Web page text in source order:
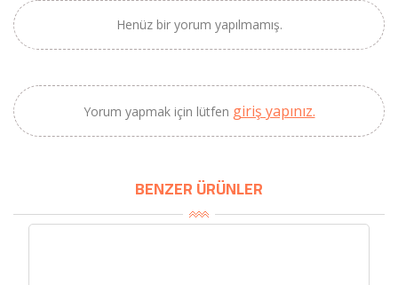
Henüz bir yorum yapılmamış.
Yorum yapmak için lütfen giriş yapınız.
BENZER ÜRÜNLER
BU HAFTANIN PLANLI İNDİRİMİ
2100,00 TL
Sızma Zeytinyağı
(2025 Yeni Hasat,
Güney Ege, 5 Litre) -